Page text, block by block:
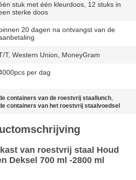
stuk met één kleurdoos, 12 stuks in
sterke doos
20 dagen na ontvangst van de
T, Western Union, MoneyGram
per dag
containers van de roestvrij staallunch
containers van het roestvrij staalvoedsel
van roestvrij staal Houd
Deksel 700 ml -2800 ml